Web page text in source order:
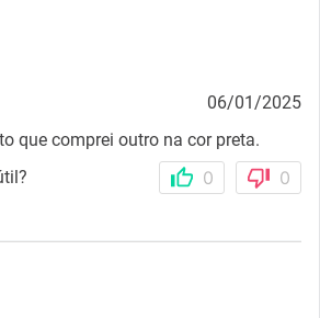
06/01/2025
que comprei outro na cor preta.
0 0